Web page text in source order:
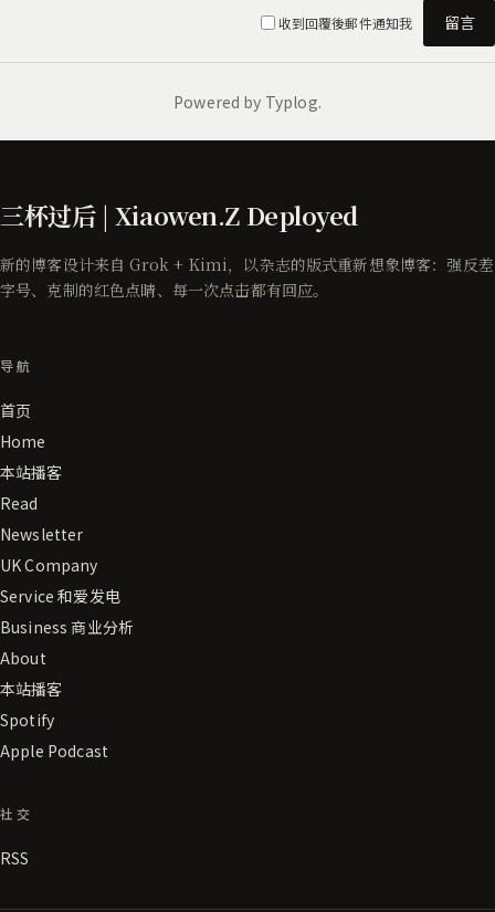
三杯过后 | Xiaowen.Z Deployed
新的博客设计来自 Grok + Kimi，以杂志的版式重新想象博客：强反差
字号、克制的红色点睛、每一次点击都有回应。
导航
首页
Home
本站播客
Read
Newsletter
UK Company
Service 和爱发电
Business 商业分析
About
本站播客
Spotify
Apple Podcast
社交
RSS